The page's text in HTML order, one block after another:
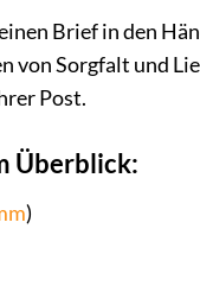
Brief in den
von Sorgfalt und
Post.
Überblick:
)